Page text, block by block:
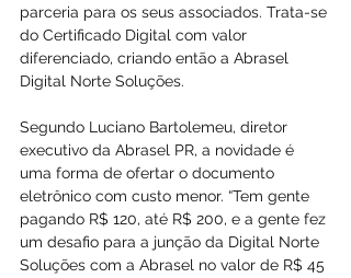
parceria para os seus associados. Trata-se
do Certificado Digital com valor
diferenciado, criando então a Abrasel
Digital Norte Soluções.
Segundo Luciano Bartolemeu, diretor
executivo da Abrasel PR, a novidade é
uma forma de ofertar o documento
eletrônico com custo menor. “Tem gente
pagando R$ 120, até R$ 200, e a gente fez
um desafio para a junção da Digital Norte
Soluções com a Abrasel no valor de R$ 45